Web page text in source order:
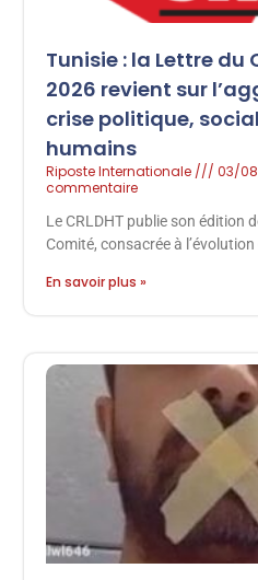
Tunisie : la Lettre du
2026 revient sur
crise politique,
humains
Riposte Internationale 03/
commentaire
Le CRLDHT publie son édition
Comité, consacrée à
En savoir plus »